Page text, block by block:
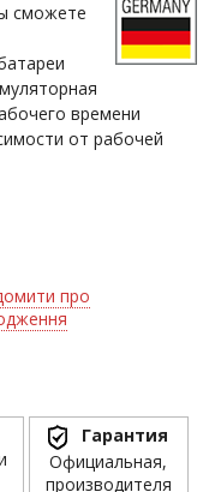
сможете
времени
от рабочей
про
Гарантия
Официальная,
производителя